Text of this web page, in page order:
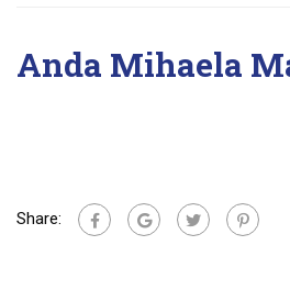
Anda Mihaela
Share: